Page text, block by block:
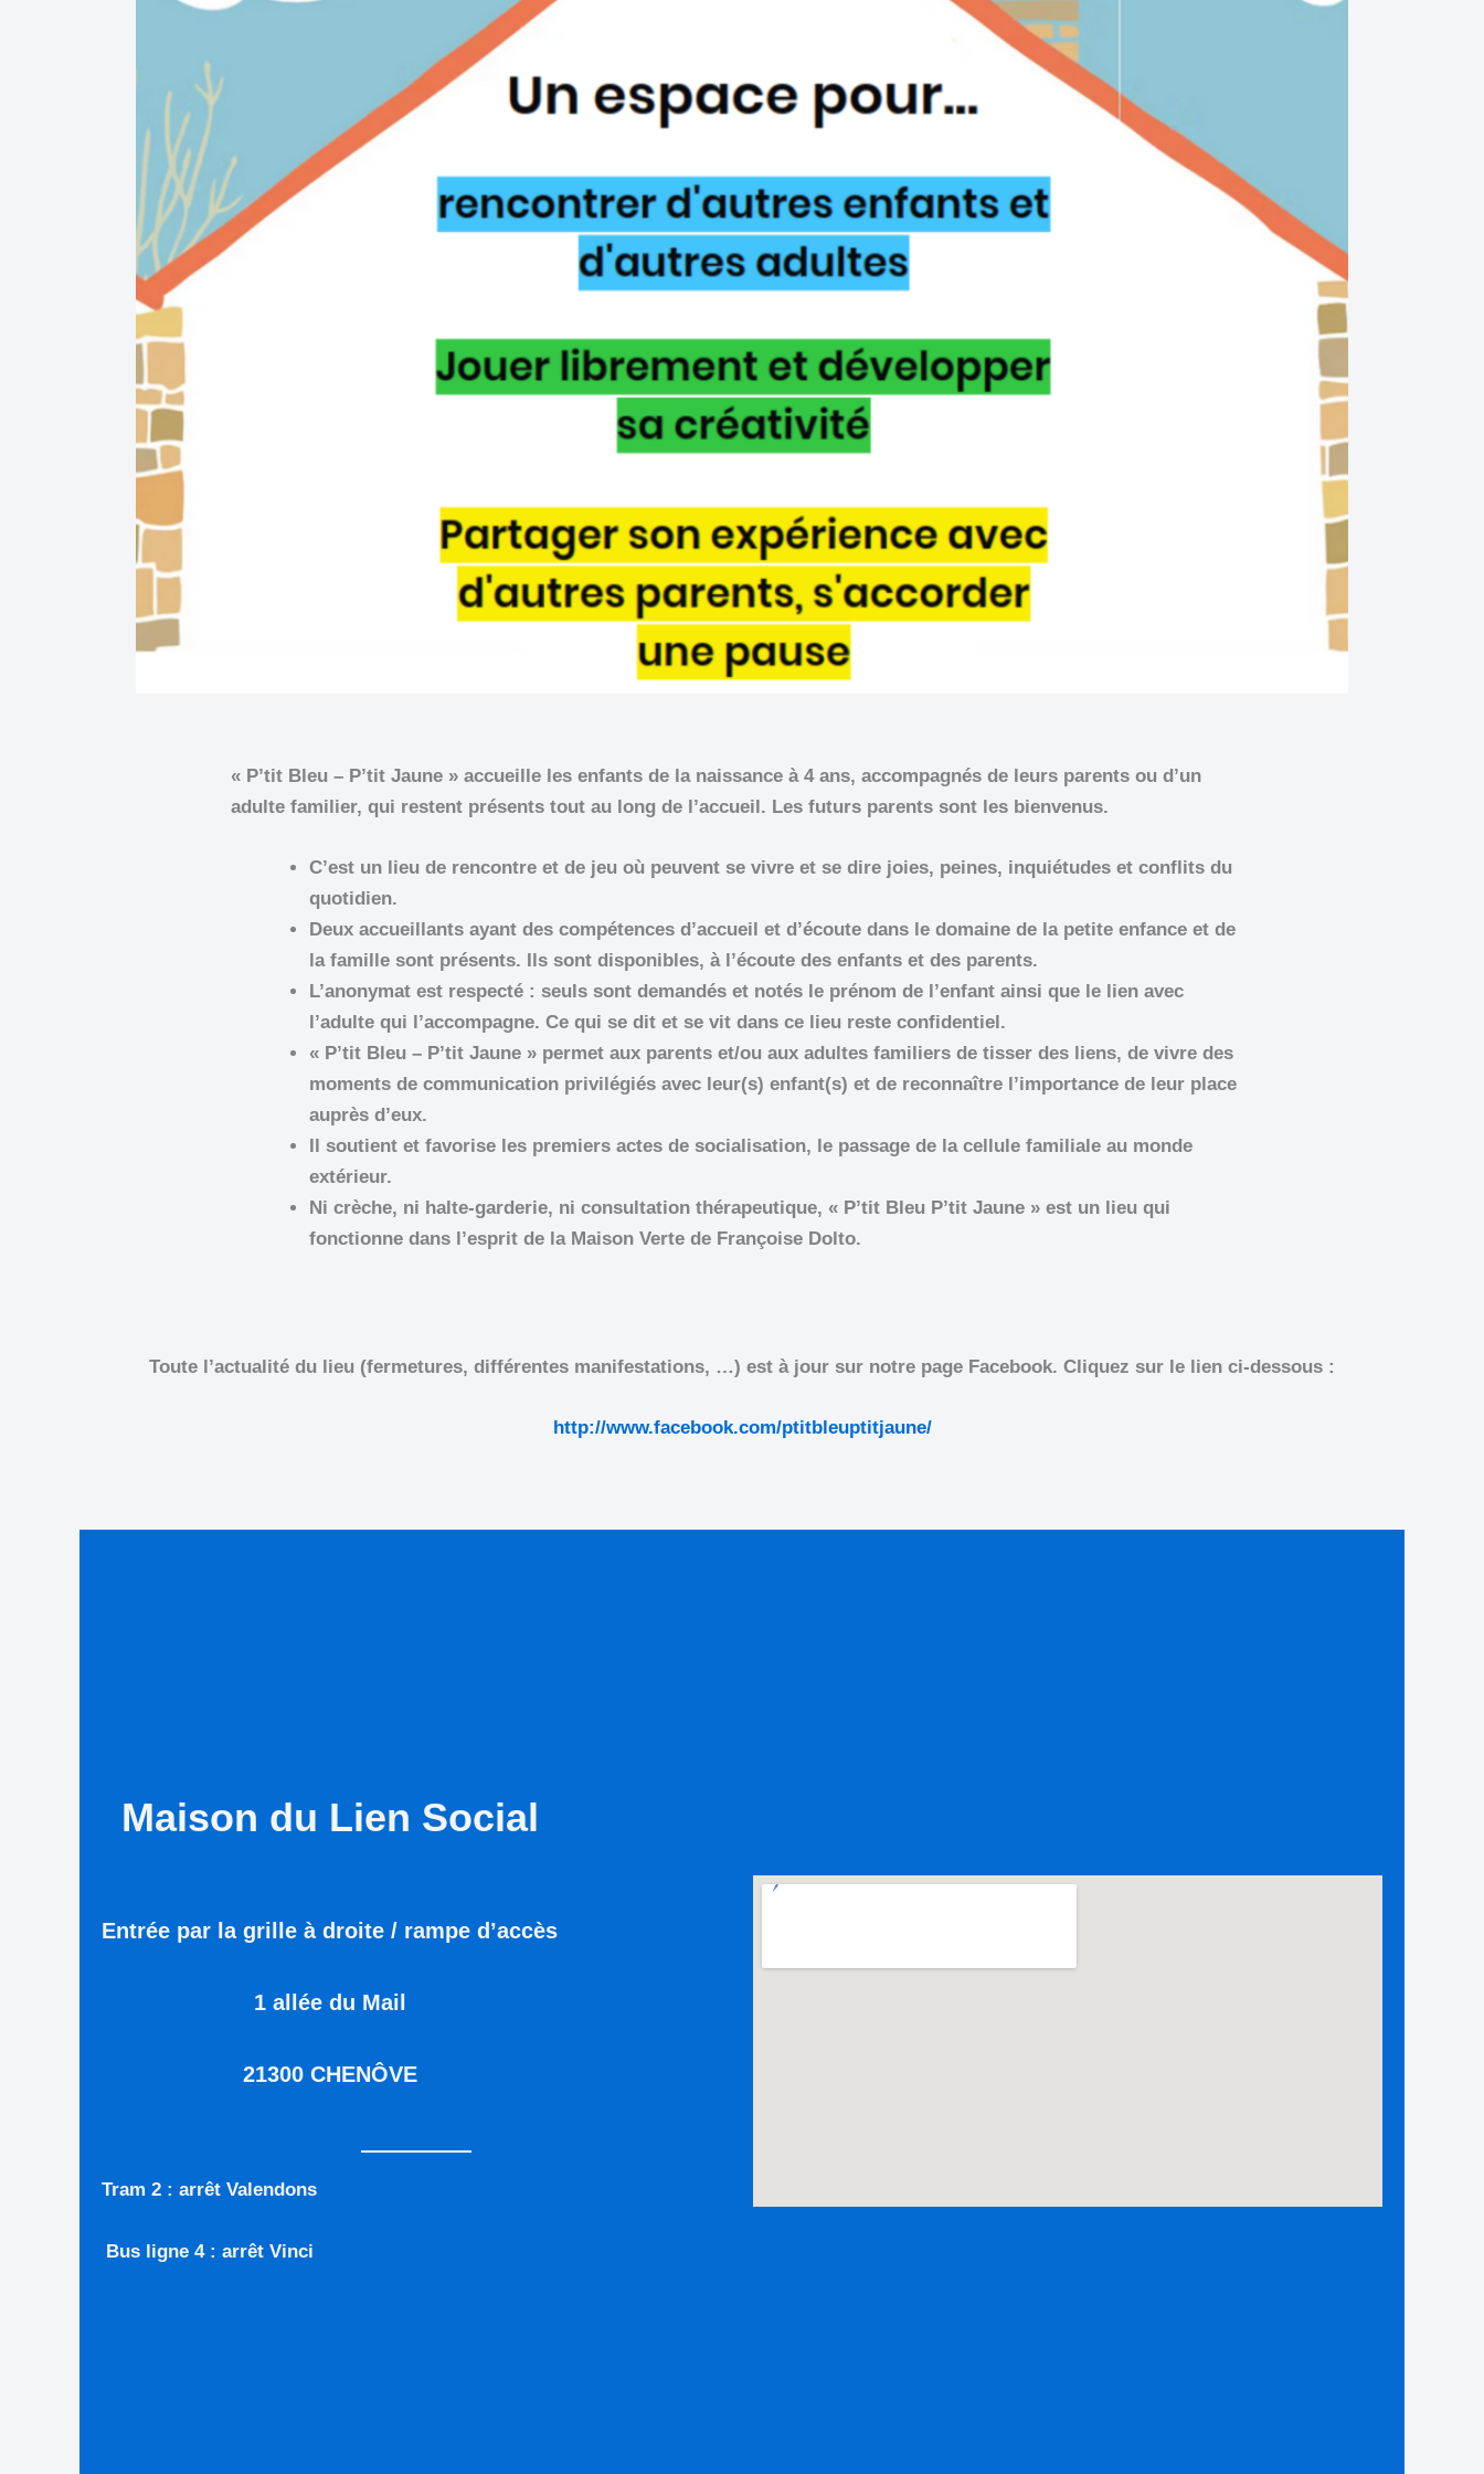
« P’tit Bleu – P’tit Jaune » accueille les enfants de la naissance à 4 ans, accompagnés de leurs parents ou d’un
adulte familier, qui restent présents tout au long de l’accueil. Les futurs parents sont les bienvenus.
C’est un lieu de rencontre et de jeu où peuvent se vivre et se dire joies, peines, inquiétudes et conflits du
quotidien.
Deux accueillants ayant des compétences d’accueil et d’écoute dans le domaine de la petite enfance et de
la famille sont présents. Ils sont disponibles, à l’écoute des enfants et des parents.
L’anonymat est respecté : seuls sont demandés et notés le prénom de l’enfant ainsi que le lien avec
l’adulte qui l’accompagne. Ce qui se dit et se vit dans ce lieu reste confidentiel.
« P’tit Bleu – P’tit Jaune » permet aux parents et/ou aux adultes familiers de tisser des liens, de vivre des
moments de communication privilégiés avec leur(s) enfant(s) et de reconnaître l’importance de leur place
auprès d’eux.
Il soutient et favorise les premiers actes de socialisation, le passage de la cellule familiale au monde
extérieur.
Ni crèche, ni halte-garderie, ni consultation thérapeutique, « P’tit Bleu P’tit Jaune » est un lieu qui
fonctionne dans l’esprit de la Maison Verte de Françoise Dolto.
Toute l’actualité du lieu (fermetures, différentes manifestations, …) est à jour sur notre page Facebook. Cliquez sur le lien ci-dessous :
http://www.facebook.com/ptitbleuptitjaune/
Maison du Lien Social
Entrée par la grille à droite / rampe d’accès
1 allée du Mail
21300 CHENÔVE
Tram 2 : arrêt Valendons
Bus ligne 4 : arrêt Vinci